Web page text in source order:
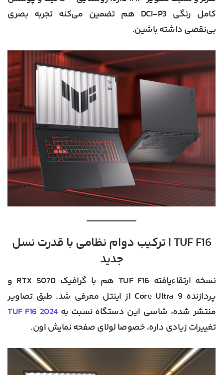
کامل رنگی DCI-P3 هم تضمین می‌کنه تجربه بصری
بی‌نقصی داشته باشین.
TUF F16 | ترکیب دوام نظامی با قدرت نسل
جدید
نسخه ارتقاءیافته TUF F16
هم با گرافیک RTX 5070 و
پردازنده Core Ultra 9 از اینتل معرفی شد. طبق تصاویر
منتشر شده، شاسی این دستگاه نسبت بهTUF F16 2024
تغییرات زیادی داره، خصوصا لولای صفحه نمایش اون.